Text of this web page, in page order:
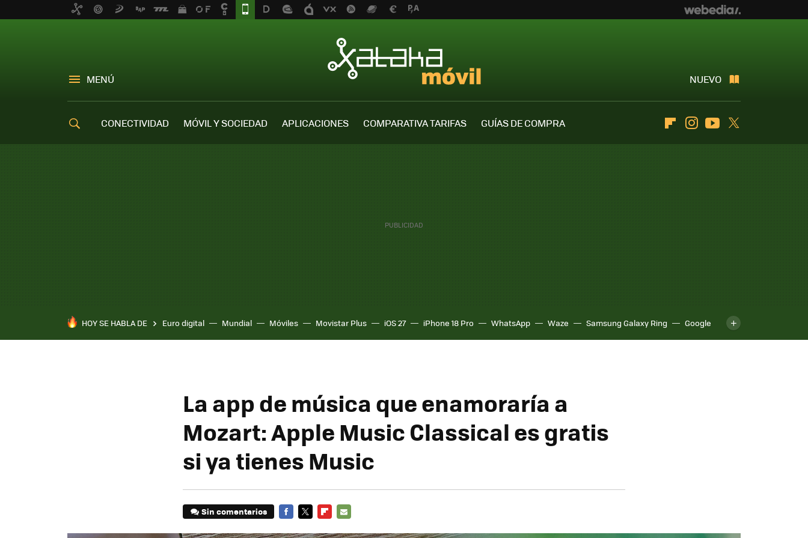
MENÚ NUEVO
CONECTIVIDAD MÓVIL Y SOCIEDAD APLICACIONES COMPARATIVA TARIFAS
GUÍAS DE COMPRA
FlipboardInstagramYoutube
HOY SE HABLA DE Euro digital Mundial Móviles Movistar Plus iOS 27 iPhone 18 Pro WhatsApp Waze Samsung Galaxy Ring
Google
Pixel 10a
La app de música que enamoraría a
Mozart: Apple Music Classical es gratis
si ya tienes Music
Sin comentarios